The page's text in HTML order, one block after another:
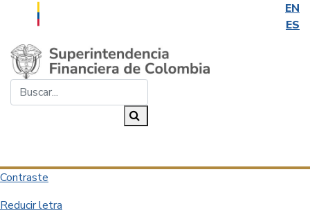
EN
ES
Saltar al contenido principal
Contraste
Reducir letra